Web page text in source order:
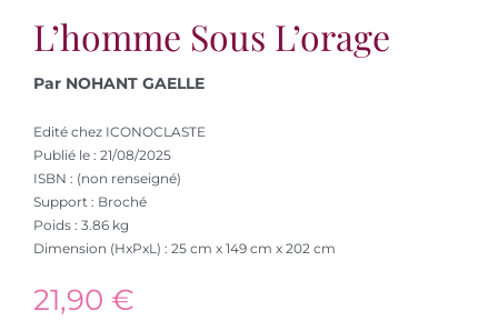
L’homme Sous L’orage
Par NOHANT GAELLE
Edité chez ICONOCLASTE
Publié le : 21/08/2025
ISBN : (non renseigné)
Support : Broché
Poids : 3.86 kg
Dimension (HxPxL) : 25 cm x 149 cm x 202 cm
21,90 €